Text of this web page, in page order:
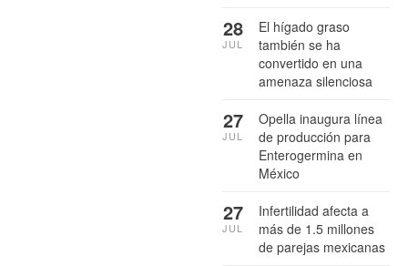
El hígado graso
también se ha
convertido en una
amenaza silenciosa
28
JUL
Opella inaugura línea
de producción para
Enterogermina en
México
27
JUL
Infertilidad afecta a
más de 1.5 millones
de parejas mexicanas
27
JUL